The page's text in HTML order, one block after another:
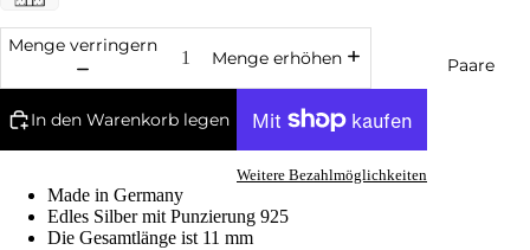
Paare
Menge verringern
Menge erhöhen
In den Warenkorb legen
Weitere Bezahlmöglichkeiten
Made in Germany
Edles Silber mit Punzierung 925
Die Gesamtlänge ist 11 mm